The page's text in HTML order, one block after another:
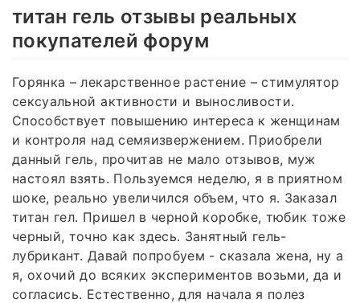
титан гель отзывы реальных
покупателей форум
Горянка – лекарственное растение – стимулятор
сексуальной активности и выносливости.
Способствует повышению интереса к женщинам
и контроля над семяизвержением. Приобрели
данный гель, прочитав не мало отзывов, муж
настоял взять. Пользуемся неделю, я в приятном
шоке, реально увеличился объем, что я. Заказал
титан гел. Пришел в черной коробке, тюбик тоже
черный, точно как здесь. Занятный гель-
лубрикант. Давай попробуем - сказала жена, ну а
я, охочий до всяких экспериментов возьми, да и
согласись. Естественно, для начала я полез